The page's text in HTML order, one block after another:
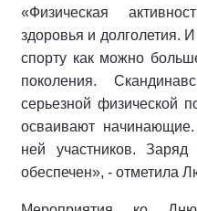
«Физическая
здоровья и долголетия.
спорту как можно
поколения.
серьезной физической
осваивают
ней участников.
обеспечен», - отметила